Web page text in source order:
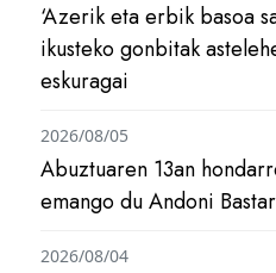
‘Azerik eta erbik basoa
ikusteko gonbitak
eskuragai
Abuztuaren 13an
emango du Andoni
2026/08/05
2026/08/04